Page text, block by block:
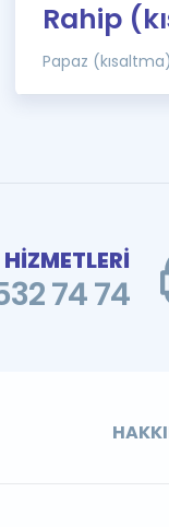
Rahip
Papaz
74 74